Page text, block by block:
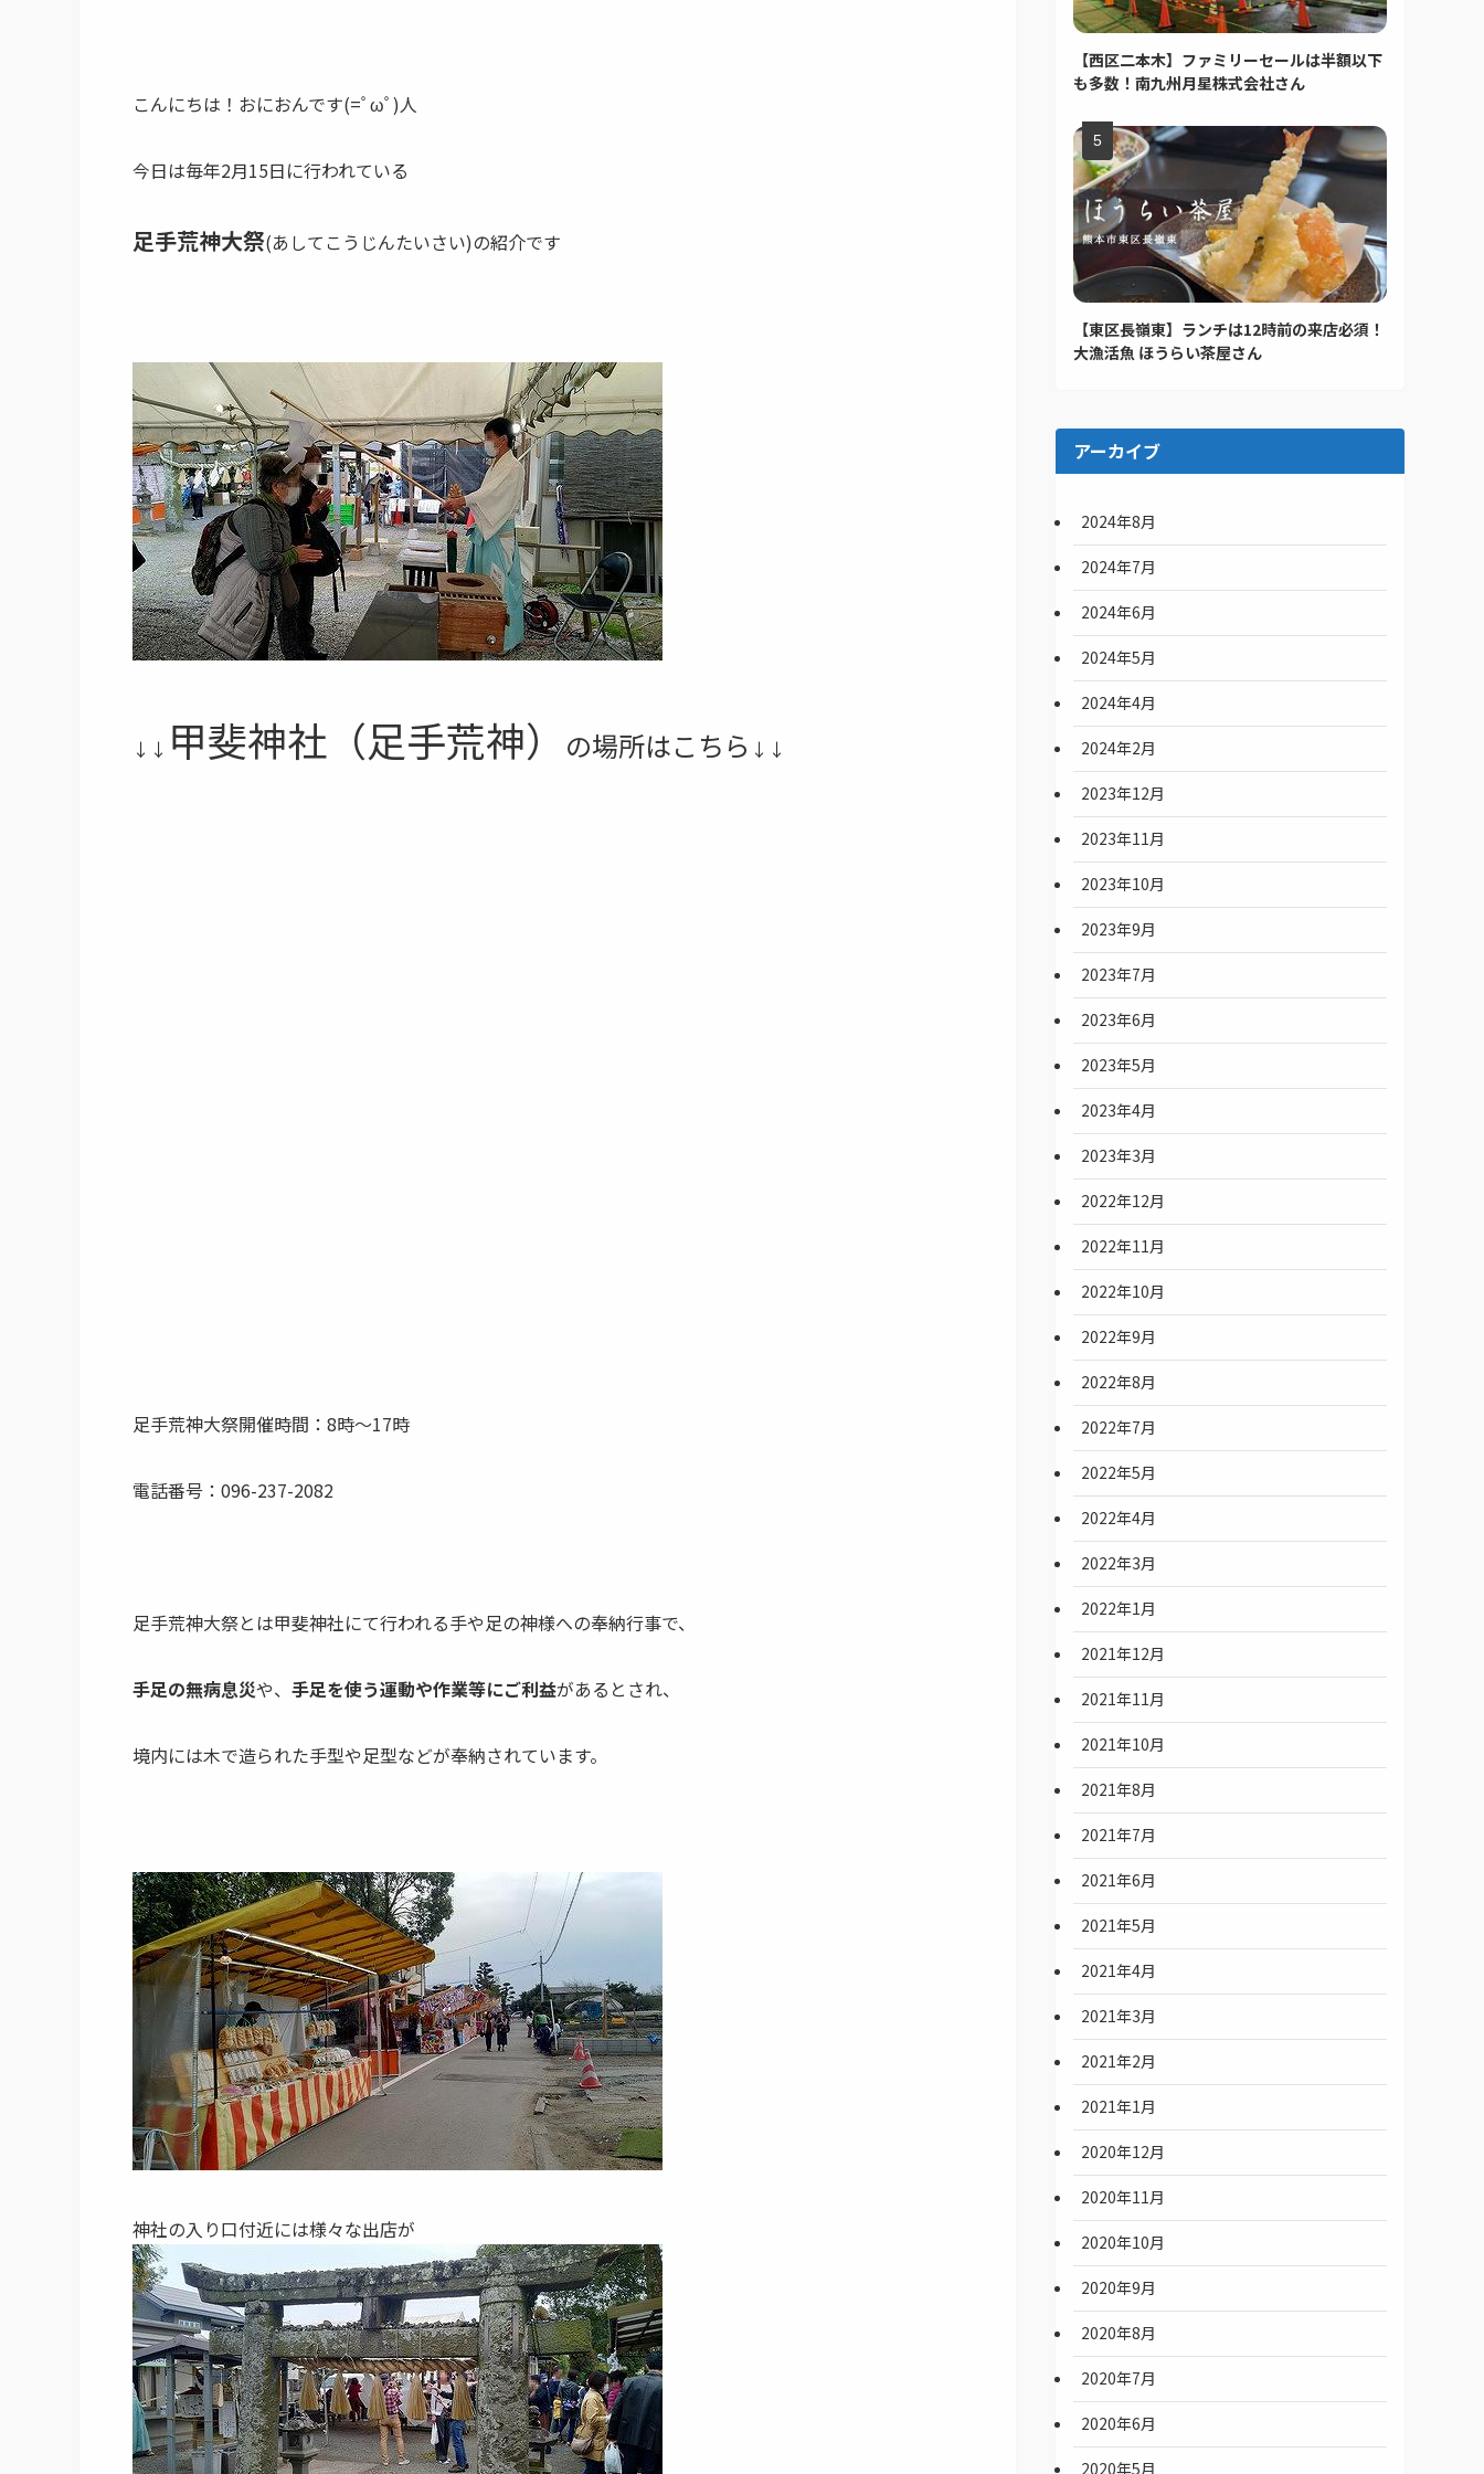
こんにちは！おにおんです(=ﾟωﾟ)人
今日は毎年2月15日に行われている
足手荒神大祭(あしてこうじんたいさい)の紹介です
↓↓ 甲斐神社（足手荒神） の場所はこちら ↓↓
足手荒神大祭開催時間：8時～17時
電話番号：096-237-2082
足手荒神大祭とは甲斐神社にて行われる手や足の神様への奉納行事で、
手足の無病息災や、 手足を使う運動や作業等にご利益があるとされ、
境内には木で造られた手型や足型などが奉納されています。
神社の入り口付近には様々な出店が
【西区二本木】ファミリーセールは半額以下
も多数！南九州月星株式会社さん
【東区長嶺東】ランチは12時前の来店必須！
大漁活魚 ほうらい茶屋さん
アーカイブ
2024年8月
2024年7月
2024年6月
2024年5月
2024年4月
2024年2月
2023年12月
2023年11月
2023年10月
2023年9月
2023年7月
2023年6月
2023年5月
2023年4月
2023年3月
2022年12月
2022年11月
2022年10月
2022年9月
2022年8月
2022年7月
2022年5月
2022年4月
2022年3月
2022年1月
2021年12月
2021年11月
2021年10月
2021年8月
2021年7月
2021年6月
2021年5月
2021年4月
2021年3月
2021年2月
2021年1月
2020年12月
2020年11月
2020年10月
2020年9月
2020年8月
2020年7月
2020年6月
2020年5月